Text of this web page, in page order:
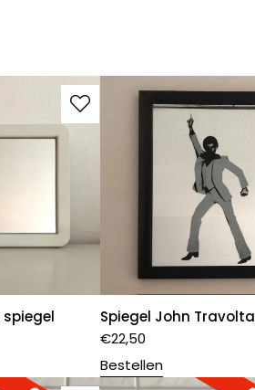
Spiegel John Travolta
€22,50
Bestellen